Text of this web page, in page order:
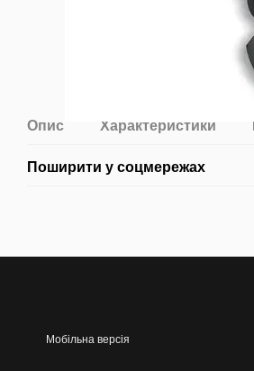
Опис Характеристики
Поширити у соцмережах
Мобільна версія